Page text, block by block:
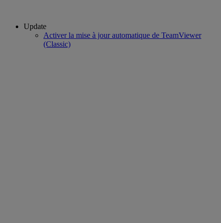
Update
Activer la mise à jour automatique de TeamViewer
(Classic)